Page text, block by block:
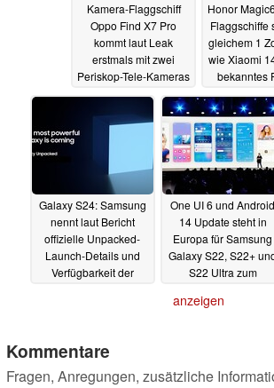
Kamera-Flaggschiff
Oppo Find X7 Pro
kommt laut Leak
erstmals mit zwei
Periskop-Tele-Kameras
sowie 1 Zoll Sensor
Honor
Flaggschiffe
gleichem 1
wie Xiaomi
bekanntes
lösen
Galaxy S24: Samsung
nennt laut Bericht
offizielle Unpacked-
Launch-Details und
Verfügbarkeit der
One UI 6 und Android
14 Update steht in
Europa für Samsung
Galaxy S22, S22+
S22 Ultra zum
20.11.2023
anzeigen
Kommentare
Fragen, Anregungen, zusätzliche